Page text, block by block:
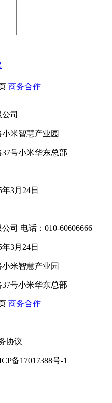
商务合作
司
米智慧产业园
号小米华东总部
3月24日
司 电话：010-60606666
3月24日
米智慧产业园
号小米华东总部
商务合作
协议
备17017388号-1